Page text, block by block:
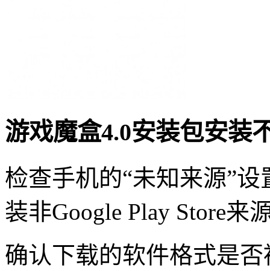
游戏魔盒4.0安装包安装
检查手机的“未知来源”
装非Google Play Store来
确认下载的软件格式是